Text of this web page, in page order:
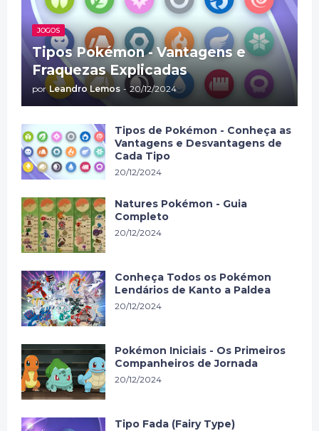
JOGOS
Tipos Pokémon - Vantagens e
Fraquezas Explicadas
por Leandro Lemos - 20/12/2024
Tipos de Pokémon - Conheça as
Vantagens e Desvantagens de
Cada Tipo
20/12/2024
Natures Pokémon - Guia
Completo
20/12/2024
Conheça Todos os Pokémon
Lendários de Kanto a Paldea
20/12/2024
Pokémon Iniciais - Os Primeiros
Companheiros de Jornada
20/12/2024
Tipo Fada (Fairy Type)